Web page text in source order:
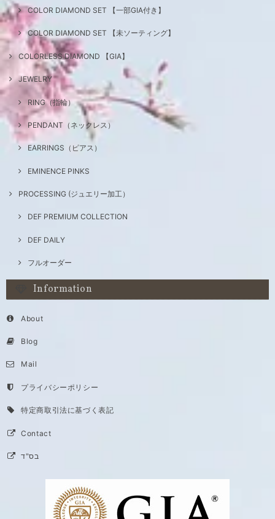
COLOR DIAMOND SET 【一部GIA付き】
COLOR DIAMOND SET 【未ソーティング】
COLORLESS DIAMOND 【GIA】
JEWELRY
RING（指輪）
PENDANT（ネックレス）
EARRINGS（ピアス）
EMINENCE PINKS
PROCESSING (ジュエリー加工）
DEF PREMIUM COLLECTION
DEF DAILY
フルオーダー
Information
About
Blog
Mail
プライバシーポリシー
特定商取引法に基づく表記
Contact
בס"ד